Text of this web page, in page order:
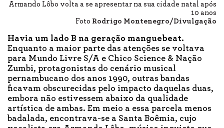
Armando Lôbo volta a se apresentar na sua cidade natal após
10 anos
Foto Rodrigo Montenegro/Divulgação
Havia um lado B na geração manguebeat.
Enquanto a maior parte das atenções se voltava
para Mundo Livre S/A e Chico Science & Nação
Zumbi, protagonistas do cenário musical
pernambucano dos anos 1990, outras bandas
ficavam obscurecidas pelo impacto daquelas duas,
embora não estivessem abaixo da qualidade
artística de ambas. Em meio a essa parcela menos
badalada, encontrava-se a Santa Boêmia, cujo